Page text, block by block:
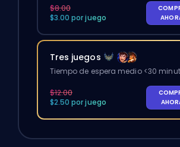
$8.00
$3.00 por juego
Tres juegos
Tiempo de espera medio <30
$12.00
$2.50 por juego